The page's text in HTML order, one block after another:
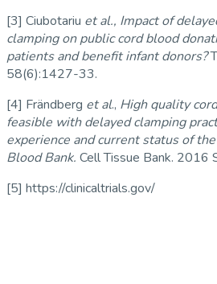
[3] Ciubotariu et al., Impact of
clamping on public cord blood
patients and benefit infant donors?
58(6):1427-33.
[4] Frändberg et al., High quality
feasible with delayed clamping
experience and current status of
Blood Bank. Cell Tissue Bank.
[5] https://clinicaltrials.gov/